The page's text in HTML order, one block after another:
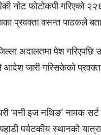
नोट फोटोकपी गरिएको
प्रवक्ता वसन्त पाठकले
अदालतमा पेश गरिएपछि
आदेश जारी गरिसकेको
‘मनी इज नथिङ’ नामक
पर्यटकीय स्थानको